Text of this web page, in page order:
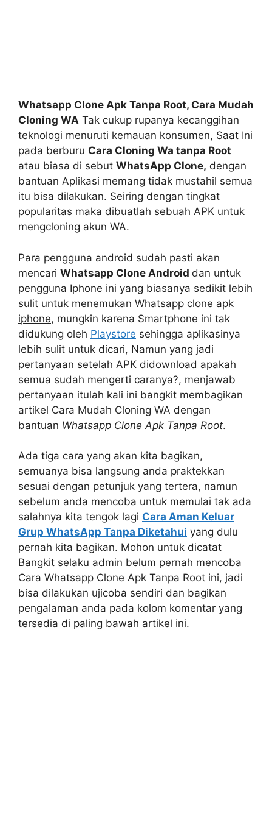
Whatsapp Clone Apk Tanpa Root, Cara Mudah
Cloning WA Tak cukup rupanya kecanggihan
teknologi menuruti kemauan konsumen, Saat Ini
pada berburu Cara Cloning Wa tanpa Root
atau biasa di sebut WhatsApp Clone, dengan
bantuan Aplikasi memang tidak mustahil semua
itu bisa dilakukan. Seiring dengan tingkat
popularitas maka dibuatlah sebuah APK untuk
mengcloning akun WA.
Para pengguna android sudah pasti akan
mencari Whatsapp Clone Android dan untuk
pengguna Iphone ini yang biasanya sedikit lebih
sulit untuk menemukan Whatsapp clone apk
iphone, mungkin karena Smartphone ini tak
didukung oleh Playstore sehingga aplikasinya
lebih sulit untuk dicari, Namun yang jadi
pertanyaan setelah APK didownload apakah
semua sudah mengerti caranya?, menjawab
pertanyaan itulah kali ini bangkit membagikan
artikel Cara Mudah Cloning WA dengan
bantuan Whatsapp Clone Apk Tanpa Root.
Ada tiga cara yang akan kita bagikan,
semuanya bisa langsung anda praktekkan
sesuai dengan petunjuk yang tertera, namun
sebelum anda mencoba untuk memulai tak ada
salahnya kita tengok lagi Cara Aman Keluar
Grup WhatsApp Tanpa Diketahui yang dulu
pernah kita bagikan. Mohon untuk dicatat
Bangkit selaku admin belum pernah mencoba
Cara Whatsapp Clone Apk Tanpa Root ini, jadi
bisa dilakukan ujicoba sendiri dan bagikan
pengalaman anda pada kolom komentar yang
tersedia di paling bawah artikel ini.